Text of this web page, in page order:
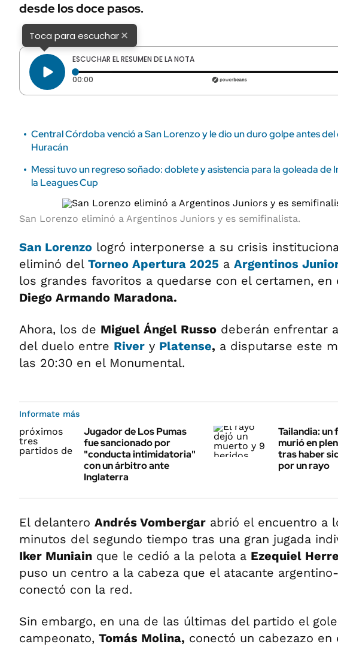
desde los doce pasos.
Toca para escuchar×
ESCUCHAR EL RESUMEN DE LA NOTA
00:00 Tiempo transcurrido: 0 segundos
Central Córdoba venció a San Lorenzo y le dio un duro golpe antes del
Huracán
Messi tuvo un regreso soñado: doblete y asistencia para la goleada de
la Leagues Cup
San Lorenzo eliminó a Argentinos Juniors y es semifinalista.
San Lorenzo logró interponerse a su crisis
eliminó del Torneo Apertura 2025 a Argentinos
los grandes favoritos a quedarse con el certamen, en
Diego Armando Maradona.
Ahora, los de Miguel Ángel Russo deberán enfrentar
del duelo entre River y Platense, a disputarse este
las 20:30 en el Monumental.
Informate más
Jugador de Los Pumas
fue sancionado por
"conducta intimidatoria"
con un árbitro ante
Inglaterra
Tailandia:
murió en
tras haber
por un rayo
El delantero Andrés Vombergar abrió el encuentro a
minutos del segundo tiempo tras una gran jugada
Iker Muniain que le cedió a la pelota a Ezequiel
puso un centro a la cabeza que el atacante
conectó con la red.
Sin embargo, en una de las últimas del partido el
campeonato, Tomás Molina, conectó un cabezazo en